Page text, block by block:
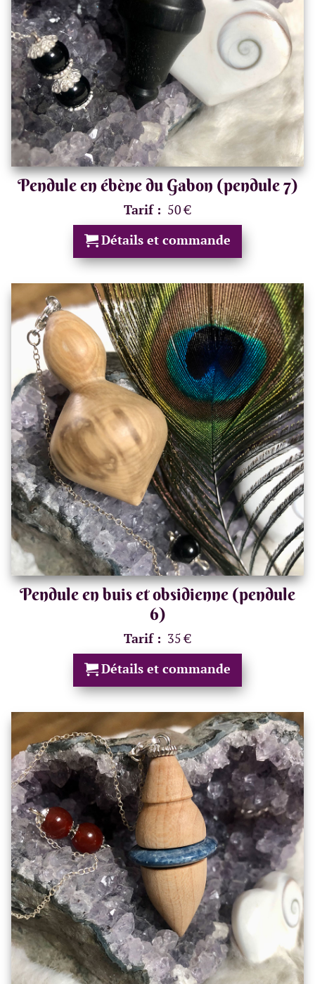
Pendule en ébène du Gabon (pendule 7)
Tarif : 50 €
Détails et commande
Pendule en buis et obsidienne (pendule
6)
Tarif : 35 €
Détails et commande